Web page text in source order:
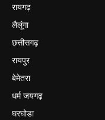
रायगढ़
लैलूंगा
छत्तीसगढ़
रायपुर
बेमेतरा
धर्म जयगढ़
घरघोडा